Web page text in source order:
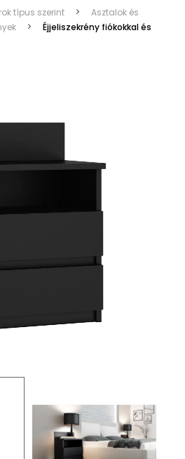
típus szerint
Asztalok és
Éjjeliszekrény fiókokkal és